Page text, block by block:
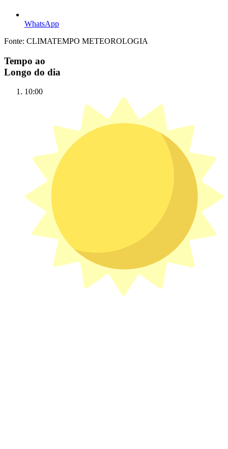
WhatsApp
Fonte: CLIMATEMPO METEOROLOGIA
Tempo ao
Longo do dia
10:00